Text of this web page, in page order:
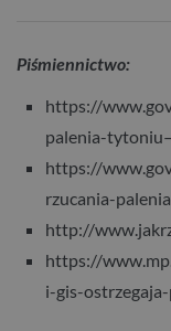
Piśmiennictwo:
https://
palenia-
https://
rzucania-
http://
https://
i-gis-